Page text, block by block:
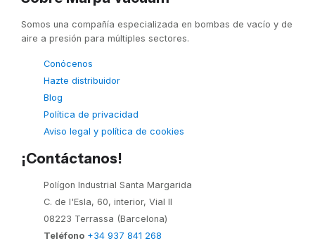
Somos una compañía especializada en bombas de vacío y de
aire a presión para múltiples sectores.
Conócenos
Hazte distribuidor
Blog
Política de privacidad
Aviso legal y política de cookies
¡Contáctanos!
Polígon Industrial Santa Margarida
C. de l'Esla, 60, interior, Vial II
08223 Terrassa (Barcelona)
Teléfono +34 937 841 268